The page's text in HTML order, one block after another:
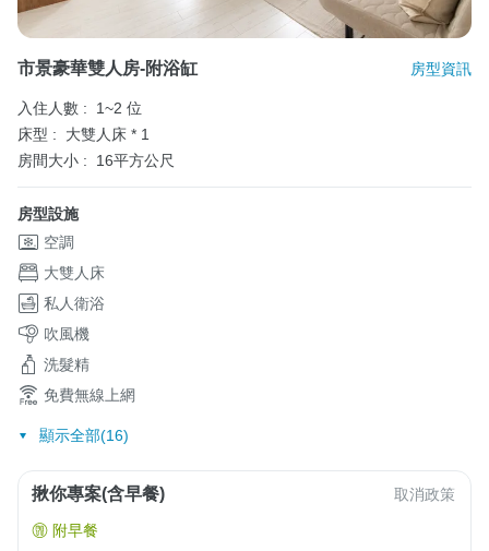
市景豪華雙人房-附浴缸 房型資訊
入住人數 :
1~2 位
床型 :
大雙人床 * 1
房間大小 :
16平方公尺
房型設施
空調
大雙人床
私人衛浴
吹風機
洗髮精
免費無線上網
顯示全部(16)
揪你專案(含早餐) 取消政策
附早餐